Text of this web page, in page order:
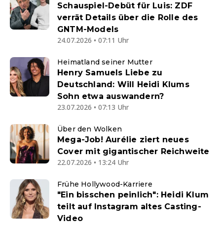
Schauspiel-Debüt für Luis: ZDF
verrät Details über die Rolle des
GNTM-Models
24.07.2026 • 07:11 Uhr
Heimatland seiner Mutter
Henry Samuels Liebe zu
Deutschland: Will Heidi Klums
Sohn etwa auswandern?
23.07.2026 • 07:13 Uhr
Über den Wolken
Mega-Job! Aurélie ziert neues
Cover mit gigantischer Reichweite
22.07.2026 • 13:24 Uhr
Frühe Hollywood-Karriere
"Ein bisschen peinlich": Heidi Klum
teilt auf Instagram altes Casting-
Video